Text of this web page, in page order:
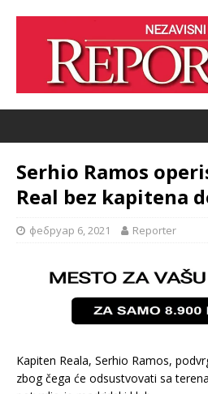
Serhio Ramos
Real bez kapitena
фебруар 6, 2021 Reporter
Kapiten Reala, Serhio Ramos,
zbog čega će odsustvovati sa